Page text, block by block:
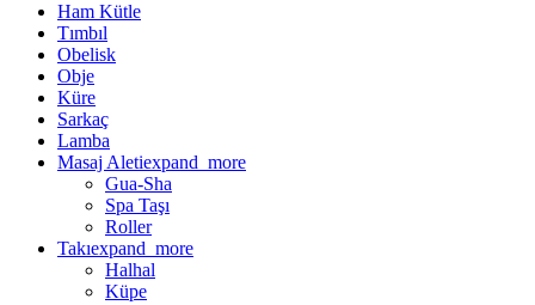
Ham Kütle
Tımbıl
Obelisk
Obje
Küre
Sarkaç
Lamba
Masaj Aletiexpand_more
Gua-Sha
Spa Taşı
Roller
Takıexpand_more
Halhal
Küpe